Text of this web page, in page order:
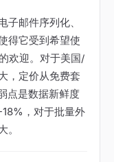
邮件序列化、
得它受到希望使
欢迎。对于美国/
，定价从免费套
点是数据新鲜度
，对于批量外